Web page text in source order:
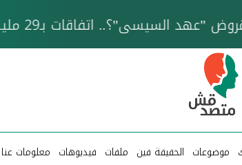
تتبع شبكة ناقلات وقود تخدم الحوثيين
موضوعات الحقيقة فين ملفات فيديوهات معلومات عنا